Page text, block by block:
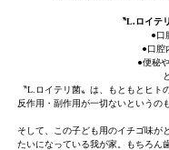
〝L.ロイテ
●口
●口腔
●便秘
〝L.ロイテリ菌〟は、もともとヒト
反作用・副作用が一切ないというの
そして、この子ども用のイチゴ味が
たいになっている我が家。もちろん